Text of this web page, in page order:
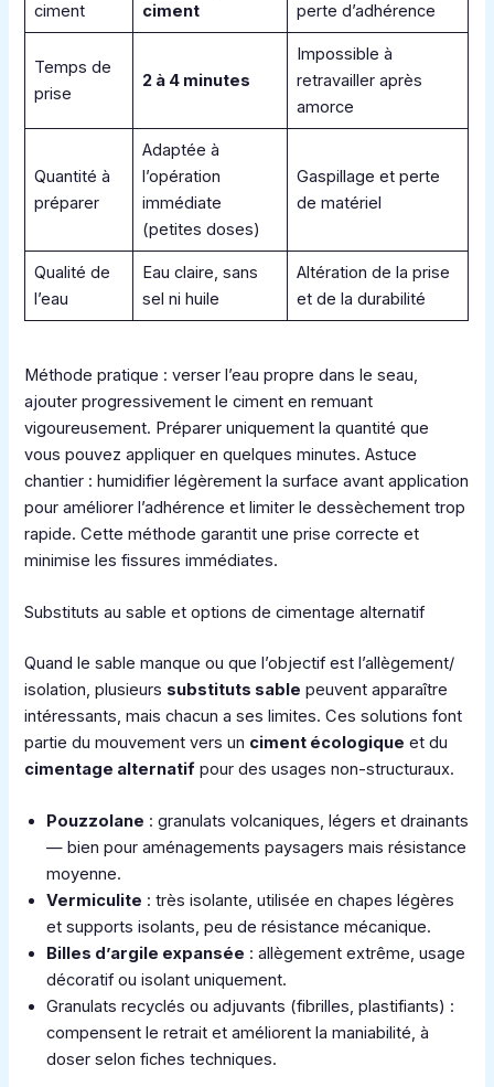
ciment
ciment
perte d’adhérence
Temps de
prise
2 à 4 minutes
Impossible à
retravailler après
amorce
Quantité à
préparer
Adaptée à
l’opération
immédiate
(petites doses)
Gaspillage et perte
de matériel
Qualité de
l’eau
Eau claire, sans
sel ni huile
Altération de la prise
et de la durabilité
Méthode pratique : verser l’eau propre dans le seau,
ajouter progressivement le ciment en remuant
vigoureusement. Préparer uniquement la quantité que
vous pouvez appliquer en quelques minutes. Astuce
chantier : humidifier légèrement la surface avant application
pour améliorer l’adhérence et limiter le dessèchement trop
rapide. Cette méthode garantit une prise correcte et
minimise les fissures immédiates.
Substituts au sable et options de cimentage alternatif
Quand le sable manque ou que l’objectif est l’allègement/
isolation, plusieurs substituts sable peuvent apparaître
intéressants, mais chacun a ses limites. Ces solutions font
partie du mouvement vers un ciment écologique et du
cimentage alternatif pour des usages non-structuraux.
Pouzzolane : granulats volcaniques, légers et drainants
— bien pour aménagements paysagers mais résistance
moyenne.
Vermiculite : très isolante, utilisée en chapes légères
et supports isolants, peu de résistance mécanique.
Billes d’argile expansée : allègement extrême, usage
décoratif ou isolant uniquement.
Granulats recyclés ou adjuvants (fibrilles, plastifiants) :
compensent le retrait et améliorent la maniabilité, à
doser selon fiches techniques.